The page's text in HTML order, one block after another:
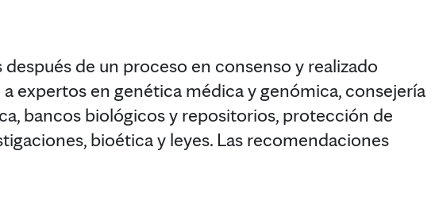
de un proceso en consenso y realizado
expertos en genética médica y genómica, consejería
bancos biológicos y repositorios, protección de
bioética y leyes. Las recomendaciones